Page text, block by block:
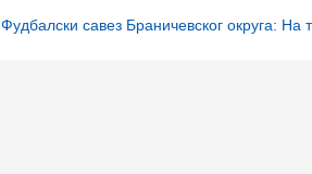
Фудбалски савез Браничевског округа: На